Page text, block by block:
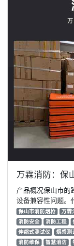
万霖消防：保
产品概况保山市的
设备兼容性问题。
保山市消防烟枪 万霖
消防安全
消防工程
伸缩式测试仪
烟感测
消防维保
智慧消防